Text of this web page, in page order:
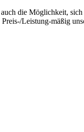
die Möglichkeit,
Leistung-mäßig